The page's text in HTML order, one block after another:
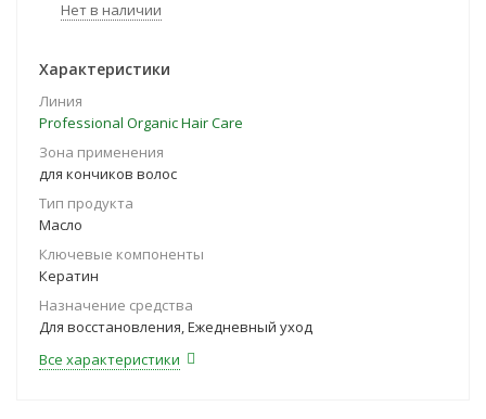
Нет в наличии
Характеристики
Линия
Professional Organic Hair Care
Зона применения
для кончиков волос
Тип продукта
Масло
Ключевые компоненты
Кератин
Назначение средства
Для восстановления, Ежедневный уход
Все характеристики